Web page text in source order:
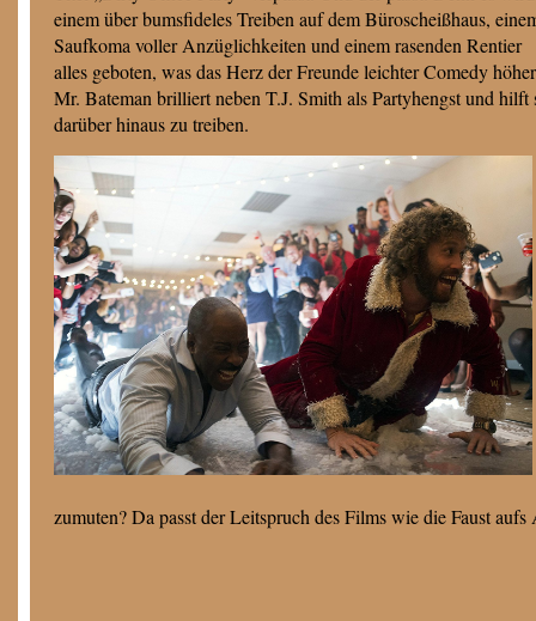
einem über bumsfideles Treiben auf dem Büroscheißhaus,
Saufkoma voller Anzüglichkeiten und einem rasenden Rentier
alles geboten, was das Herz der Freunde leichter Comedy
Mr. Bateman brilliert neben T.J. Smith als Partyhengst und
darüber hinaus zu treiben.
zumuten? Da passt der Leitspruch des Films wie die Faust